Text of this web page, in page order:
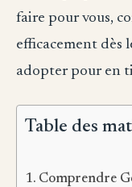
faire pour vous,
efficacement dès
adopter pour en
Table des
Comprendre